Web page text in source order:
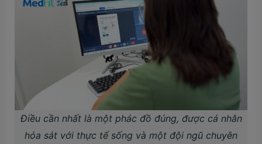
Điều cần nhất là một phác đồ đúng, được cá nhân
hóa sát với thực tế sống và một đội ngũ chuyên